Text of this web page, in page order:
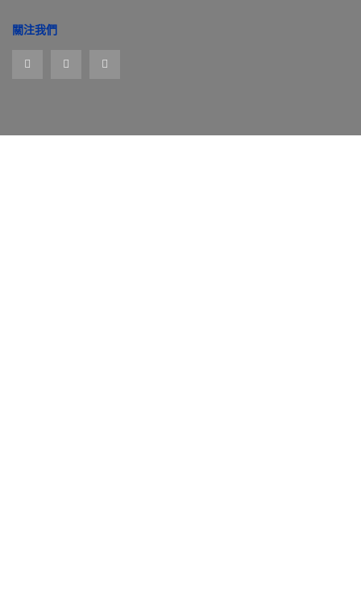
址
關注我們